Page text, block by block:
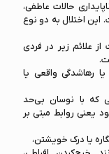
حالات عاطفی،
این اختلال به دو نوع
از علائم زیر در فردی
رهاشدگی واقعی یا
که با نوسان بی‌حد
یعنی روابط مبتی بر